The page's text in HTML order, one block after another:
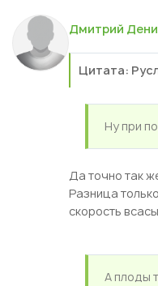
Дмитрий
Цитата:
Ну при
Да точно так
Разница
скорость
А плоды